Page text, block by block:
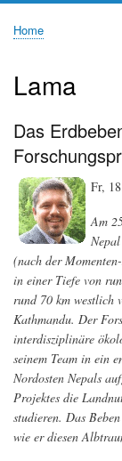
Home
Lama
Das
Fr,
Am
(nach der
in einer Tiefe von
rund 70 km westlich
Kathmandu. Der
interdisziplinäre
seinem Team in ein
Nordosten Nepals
Projektes die
studieren. Das
wie er diesen